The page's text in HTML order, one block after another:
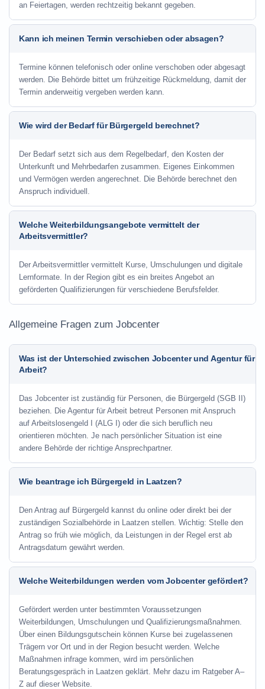
an Feiertagen, werden rechtzeitig bekannt gegeben.
Kann ich meinen Termin verschieben oder absagen?
Termine können telefonisch oder online verschoben oder abgesagt
werden. Die Behörde bittet um frühzeitige Rückmeldung, damit der
Termin anderweitig vergeben werden kann.
Wie wird der Bedarf für Bürgergeld berechnet?
Der Bedarf setzt sich aus dem Regelbedarf, den Kosten der
Unterkunft und Mehrbedarfen zusammen. Eigenes Einkommen
und Vermögen werden angerechnet. Die Behörde berechnet den
Anspruch individuell.
Welche Weiterbildungsangebote vermittelt der
Arbeitsvermittler?
Der Arbeitsvermittler vermittelt Kurse, Umschulungen und digitale
Lernformate. In der Region gibt es ein breites Angebot an
geförderten Qualifizierungen für verschiedene Berufsfelder.
Allgemeine Fragen zum Jobcenter
Was ist der Unterschied zwischen Jobcenter und Agentur für
Arbeit?
Das Jobcenter ist zuständig für Personen, die Bürgergeld (SGB II)
beziehen. Die Agentur für Arbeit betreut Personen mit Anspruch
auf Arbeitslosengeld I (ALG I) oder die sich beruflich neu
orientieren möchten. Je nach persönlicher Situation ist eine
andere Behörde der richtige Ansprechpartner.
Wie beantrage ich Bürgergeld in Laatzen?
Den Antrag auf Bürgergeld kannst du online oder direkt bei der
zuständigen Sozialbehörde in Laatzen stellen. Wichtig: Stelle den
Antrag so früh wie möglich, da Leistungen in der Regel erst ab
Antragsdatum gewährt werden.
Welche Weiterbildungen werden vom Jobcenter gefördert?
Gefördert werden unter bestimmten Voraussetzungen
Weiterbildungen, Umschulungen und Qualifizierungsmaßnahmen.
Über einen Bildungsgutschein können Kurse bei zugelassenen
Trägern vor Ort und in der Region besucht werden. Welche
Maßnahmen infrage kommen, wird im persönlichen
Beratungsgespräch in Laatzen geklärt. Mehr dazu im Ratgeber A–
Z auf dieser Website.